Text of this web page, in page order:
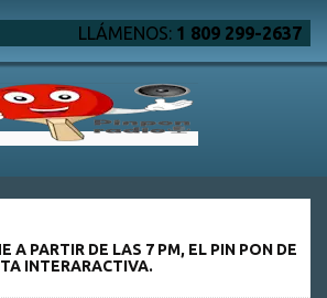
LLÁMENOS: 1 809 299-2637
A PARTIR DE LAS 7 PM, EL PIN PON DE
INTERARACTIVA.